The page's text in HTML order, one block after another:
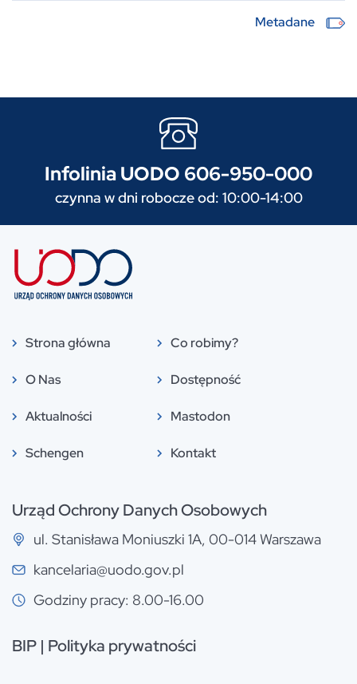
Metadane
Infolinia UODO 606-950-000
czynna w dni robocze od: 10:00-14:00
Strona główna
O Nas
Aktualności
Schengen
Co robimy?
Dostępność
Mastodon
Kontakt
Urząd Ochrony Danych Osobowych
ul. Stanisława Moniuszki 1A, 00-014 Warszawa
kancelaria@uodo.gov.pl
Godziny pracy: 8.00-16.00
BIP | Polityka prywatności